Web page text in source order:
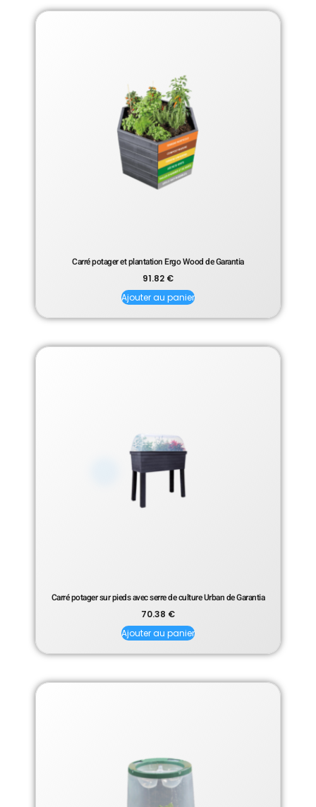
Carré potager et plantation Ergo Wood de Garantia
91.82 €
Ajouter au panier
Carré potager sur pieds avec serre de culture Urban de Garantia
70.38 €
Ajouter au panier